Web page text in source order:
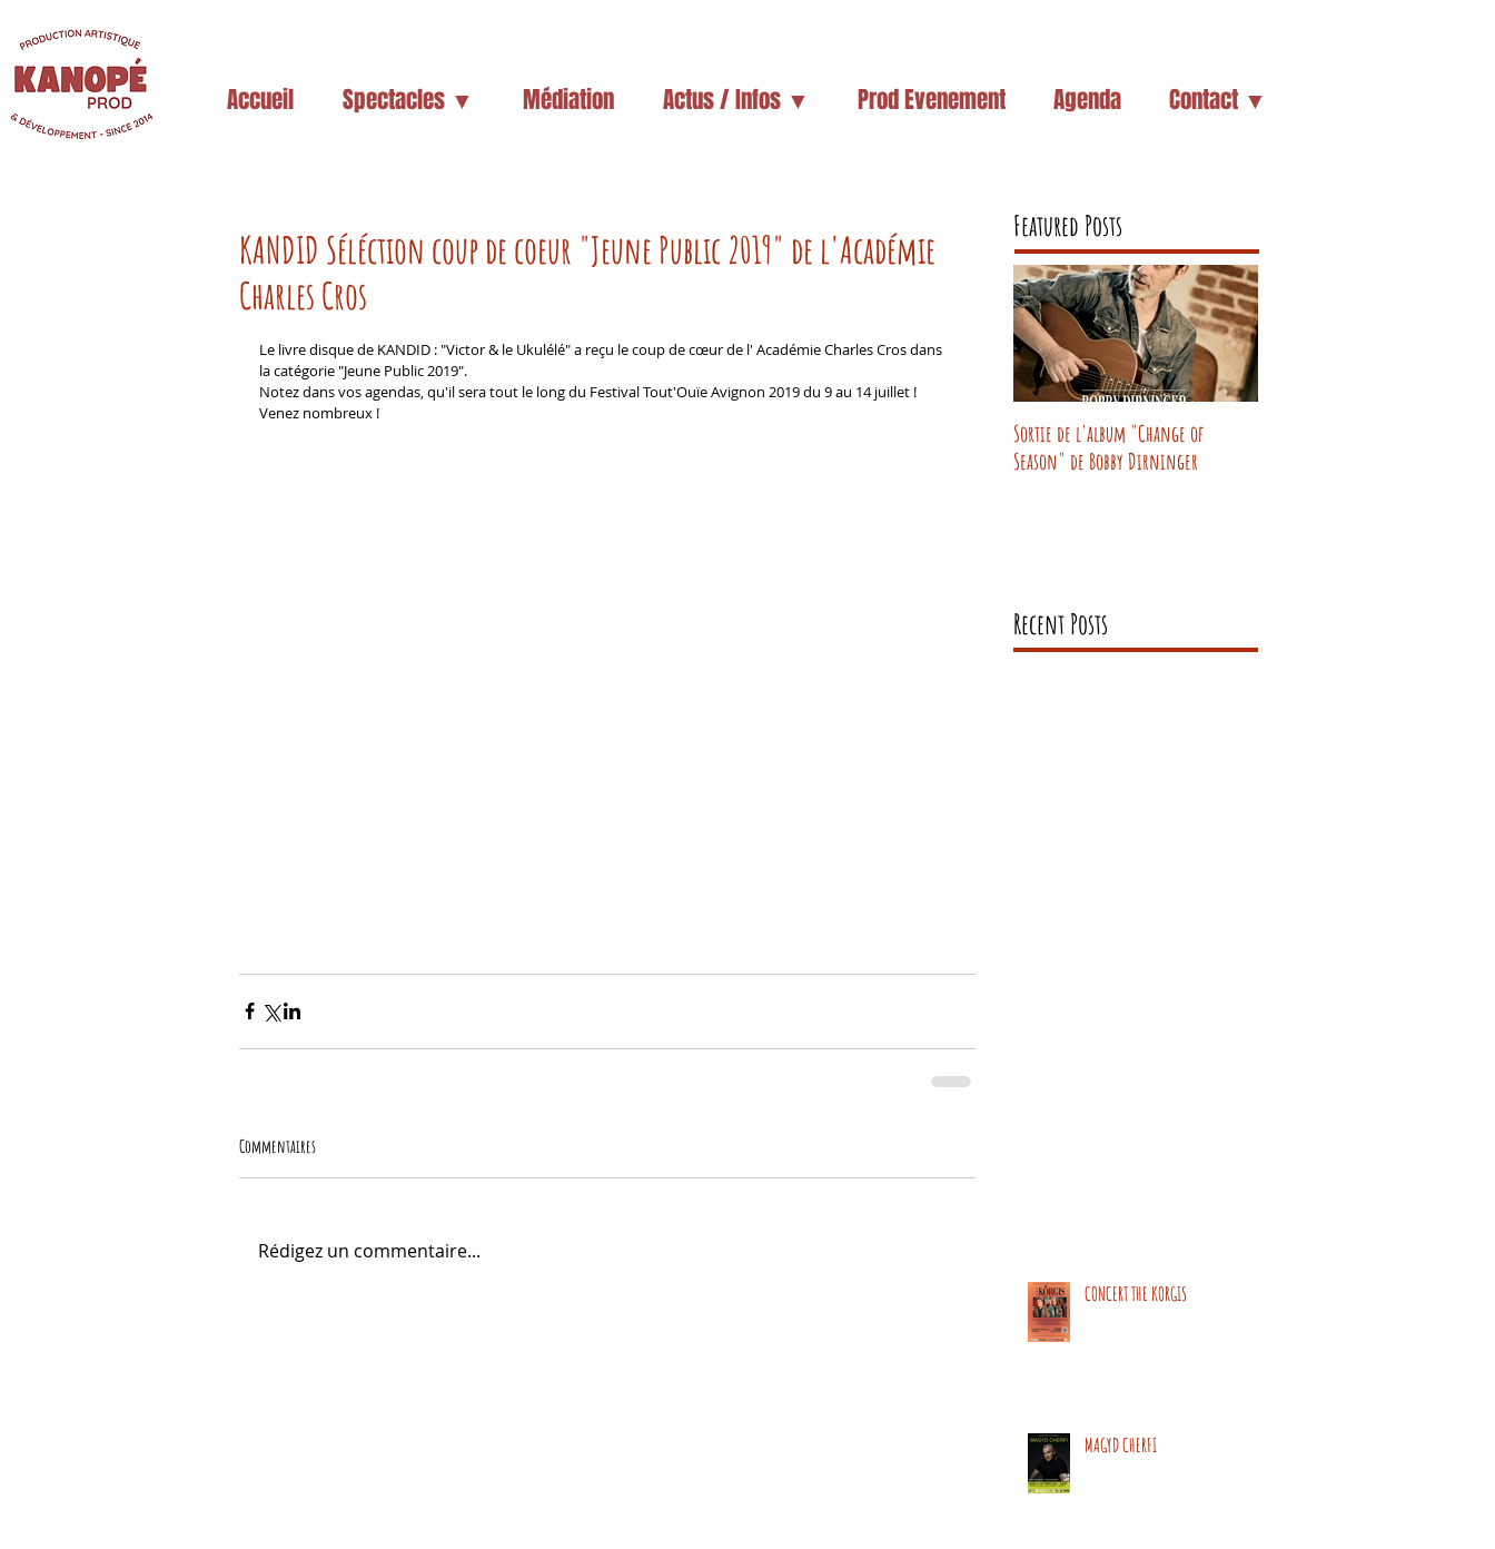
Accueil Spectacles ▼ Médiation Actus / Infos ▼ Prod Evenement Agenda Contact ▼
KANDID Séléction coup de coeur "Jeune Public 2019" de l'Académie
Charles Cros
Le livre disque de KANDID : "Victor & le Ukulélé" a reçu le coup de cœur de l' Académie Charles Cros dans
la catégorie "Jeune Public 2019".
Notez dans vos agendas, qu'il sera tout le long du Festival Tout'Ouïe Avignon 2019 du 9 au 14 juillet !
Venez nombreux !
Commentaires
Rédigez un commentaire...
Featured Posts
Sortie de l'album "Change of
Season" de Bobby Dirninger
Recent Posts
CONCERT THE KORGIS
MAGYD CHERFI